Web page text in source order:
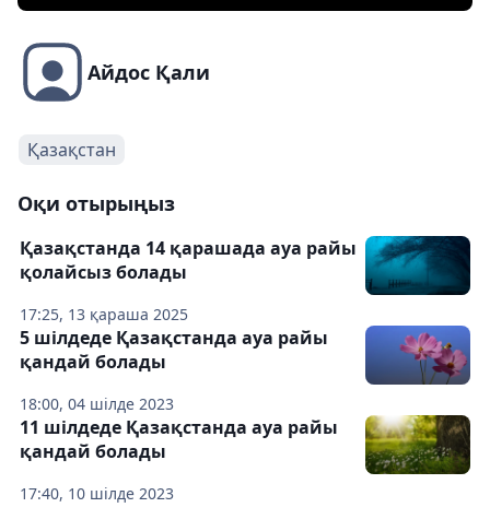
Айдос Қали
Қазақстан
Оқи отырыңыз
17:25, 13 қараша 2025
Қазақстанда 14 қарашада ауа райы
қолайсыз болады
18:00, 04 шілде 2023
5 шілдеде Қазақстанда ауа райы
қандай болады
17:40, 10 шілде 2023
11 шілдеде Қазақстанда ауа райы
қандай болады